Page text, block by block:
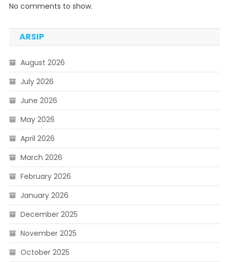
No comments to show.
ARSIP
August 2026
July 2026
June 2026
May 2026
April 2026
March 2026
February 2026
January 2026
December 2025
November 2025
October 2025